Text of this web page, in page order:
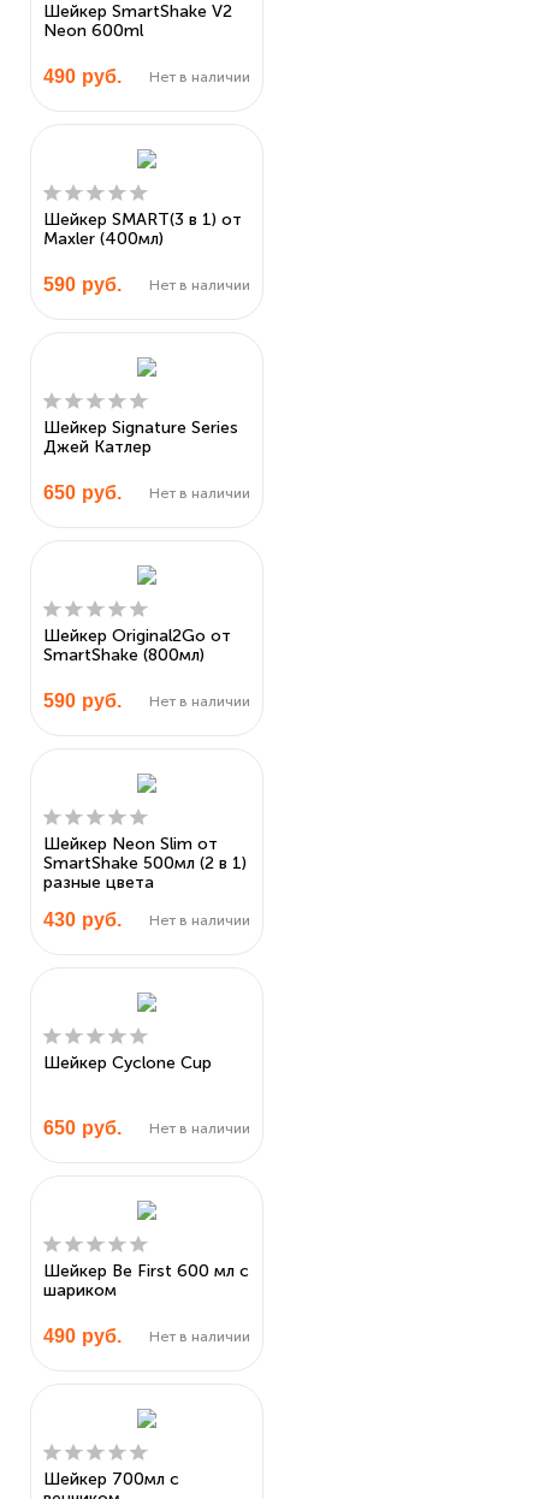
Шейкер SmartShake V2
Neon 600ml
490 руб. Нет в наличии
Шейкер SMART(3 в 1) от
Maxler (400мл)
590 руб. Нет в наличии
Шейкер Signature Series
Джей Катлер
650 руб. Нет в наличии
Шейкер Original2Go от
SmartShake (800мл)
590 руб. Нет в наличии
Шейкер Neon Slim от
SmartShake 500мл (2 в 1)
разные цвета
430 руб. Нет в наличии
Шейкер Cyclone Cup
650 руб. Нет в наличии
Шейкер Be First 600 мл c
шариком
490 руб. Нет в наличии
Шейкер 700мл с